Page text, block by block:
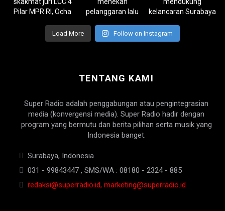
Load More Follow on Instagram
TENTANG KAMI
Super Radio adalah penggabungan atau pengintegrasian
media (konvergensi media). Super Radio hadir dengan
program yang bermutu dan berita pilihan serta musik yang
Indonesia banget.
Surabaya, Indonesia
031 - 99843447 , SMS/WA : 08180 - 2324 - 885
redaksi@superradio.id, marketing@superradio.id